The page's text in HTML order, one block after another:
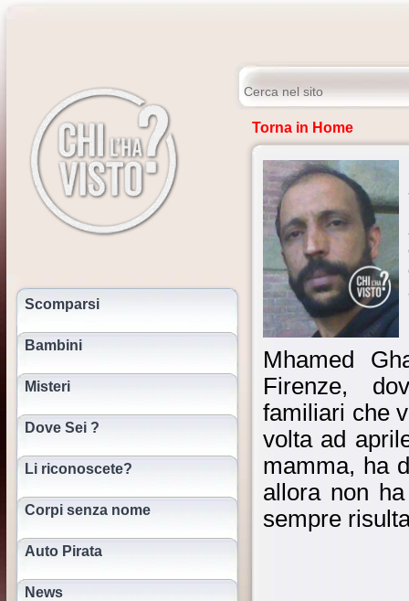
Scomparsi
Bambini
Misteri
Dove Sei ?
Li riconoscete?
Corpi senza nome
Auto Pirata
News
Torna in Home
Mhamed
Firenze,
familiari che
volta ad
mamma, ha
allora non
sempre